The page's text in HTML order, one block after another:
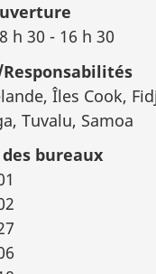
h 30 - 16 h 30
Îles Cook,
Tuvalu, Samoa
bureaux